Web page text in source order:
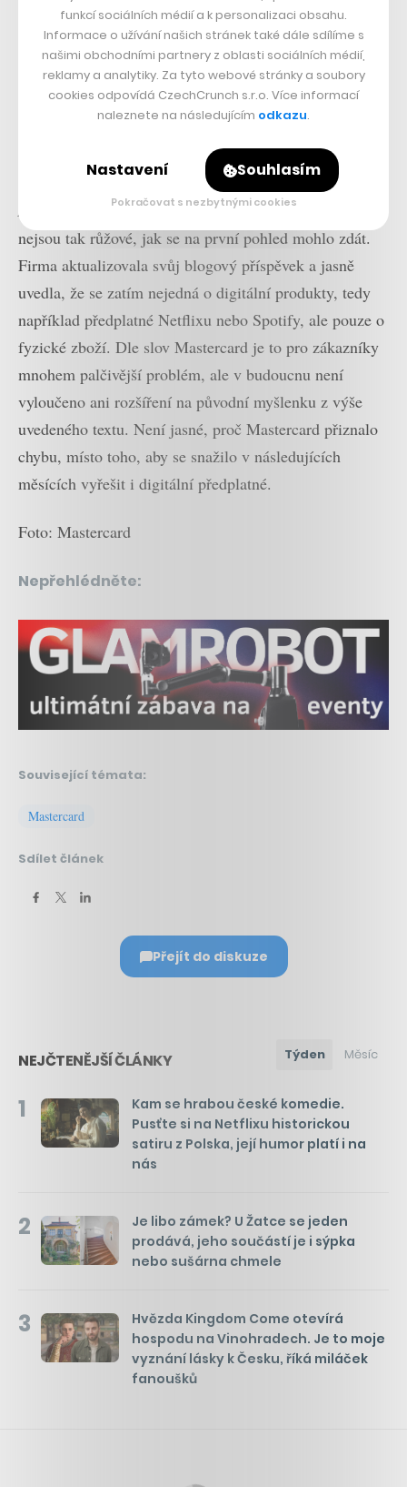
Aktualizace 17. ledna 21:37:Novinky Mastercard
nejsou tak růžové, jak se na první pohled mohlo zdát.
Firma aktualizovala svůj blogový příspěvek a jasně
uvedla, že se zatím nejedná o digitální produkty, tedy
například předplatné Netflixu nebo Spotify, ale pouze o
fyzické zboží. Dle slov Mastercard je to pro zákazníky
mnohem palčivější problém, ale v budoucnu není
vyloučeno ani rozšíření na původní myšlenku z výše
uvedeného textu. Není jasné, proč Mastercard přiznalo
chybu, místo toho, aby se snažilo v následujících
měsících vyřešit i digitální předplatné.
Foto: Mastercard
Nepřehlédněte:
Související témata:
Mastercard
Sdílet článek
Přejít do diskuze
NEJČTENĚJŠÍ ČLÁNKY Týden Měsíc
1
Kam se hrabou české komedie.
Pusťte si na Netflixu historickou
satiru z Polska, její humor platí i na
nás
2
Je libo zámek? U Žatce se jeden
prodává, jeho součástí je i sýpka
nebo sušárna chmele
3
Hvězda Kingdom Come otevírá
hospodu na Vinohradech. Je to moje
vyznání lásky k Česku, říká miláček
fanoušků
funkcí sociálních médií a k personalizaci obsahu.
Informace o užívání našich stránek také dále sdílíme s
našimi obchodními partnery z oblasti sociálních médií,
reklamy a analytiky. Za tyto webové stránky a soubory
cookies odpovídá CzechCrunch s.r.o. Více informací
naleznete na následujícím odkazu.
Nastavení Souhlasím
Pokračovat s nezbytnými cookies